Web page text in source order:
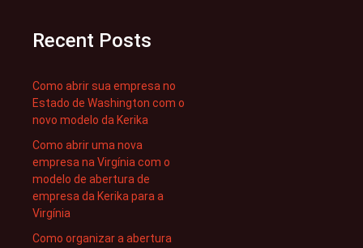
Recent Posts
Como abrir sua empresa no
Estado de Washington com o
novo modelo da Kerika
Como abrir uma nova
empresa na Virgínia com o
modelo de abertura de
empresa da Kerika para a
Virgínia
Como organizar a abertura